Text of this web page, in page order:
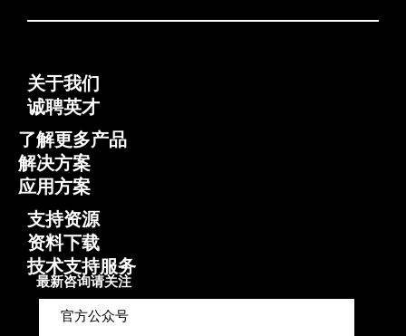
关于我们
诚聘英才
了解更多产品
解决方案
应用方案
支持资源
资料下载
技术支持服务
最新咨询请关注
官方公众号